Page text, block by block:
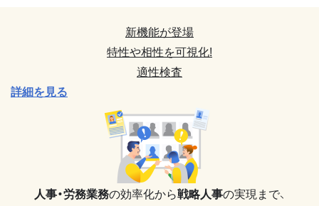
新機能が登場
特性や相性を可視化!
適性検査
詳細を見る
人事・労務業務の効率化から戦略人事の実現まで、